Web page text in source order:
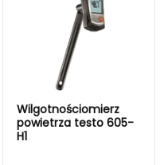
Wilgotnościomierz
powietrza testo 605-
H1